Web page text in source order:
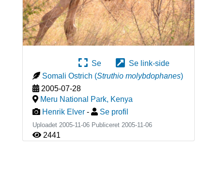
Se
Se link-side
Somali Ostrich (Struthio molybdophanes)
2005-07-28
Meru National Park, Kenya
Henrik Elver - Se profil
Uploadet 2005-11-06 Publiceret 2005-11-06
2441